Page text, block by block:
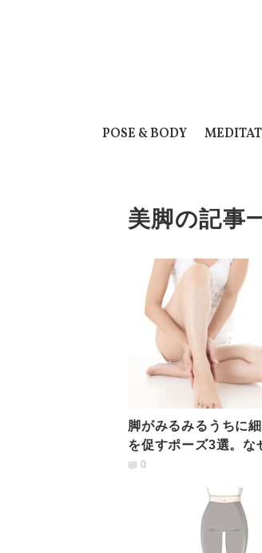
POSE & BODY
美脚の記事
脚がみるみるうちに
を促すポーズ3選。な
い人の共通点とは？
0